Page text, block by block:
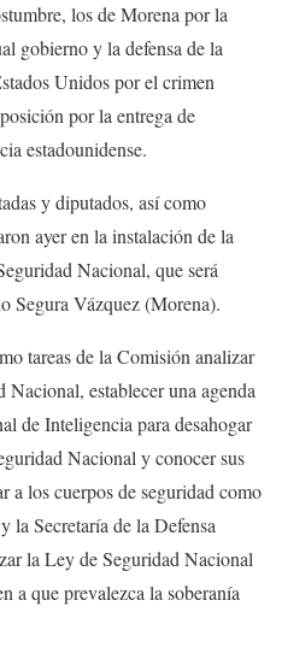
los de Morena por la
gobierno y la defensa de la
Unidos por el crimen
por la entrega de
estadounidense.
y diputados, así como
ayer en la instalación de la
Nacional, que será
Segura Vázquez (Morena).
tareas de la Comisión analizar
establecer una agenda
de Inteligencia para desahogar
Nacional y conocer sus
a los cuerpos de seguridad como
Secretaría de la Defensa
la Ley de Seguridad Nacional
a que prevalezca la soberanía